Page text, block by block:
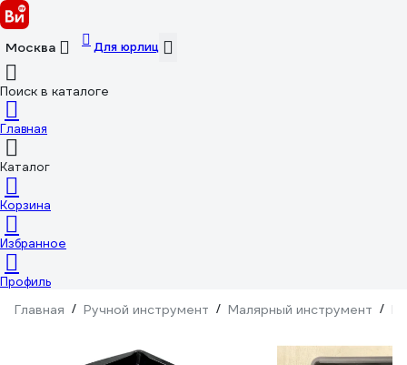
Москва Для юрлиц
Поиск в каталоге
Главная
Каталог
Корзина
Избранное
Профиль
Главная / Ручной инструмент / Малярный инструмент /